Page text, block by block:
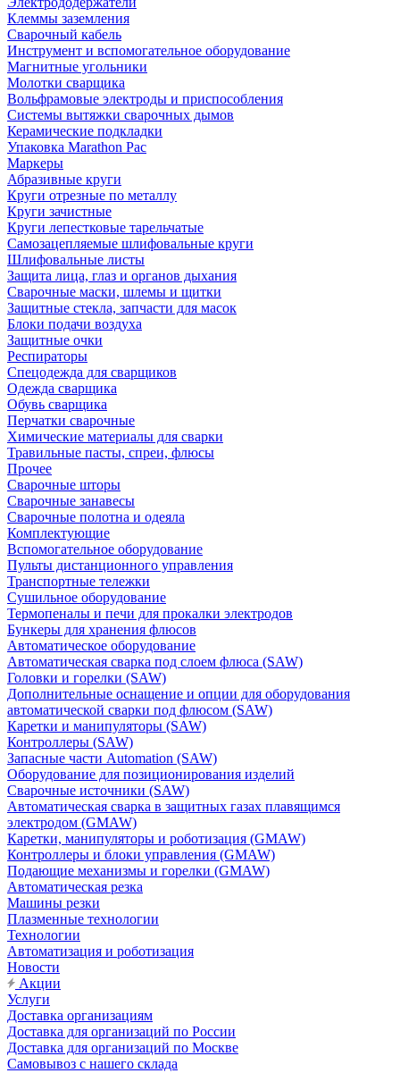
Клеммы заземления
Сварочный кабель
Инструмент и вспомогательное оборудование
Магнитные угольники
Молотки сварщика
Вольфрамовые электроды и приспособления
Системы вытяжки сварочных дымов
Керамические подкладки
Упаковка Marathon Pac
Маркеры
Абразивные круги
Круги отрезные по металлу
Круги зачистные
Круги лепестковые тарельчатые
Самозацепляемые шлифовальные круги
Шлифовальные листы
Защита лица, глаз и органов дыхания
Сварочные маски, шлемы и щитки
Защитные стекла, запчасти для масок
Блоки подачи воздуха
Защитные очки
Респираторы
Спецодежда для сварщиков
Одежда сварщика
Обувь сварщика
Перчатки сварочные
Химические материалы для сварки
Травильные пасты, спреи, флюсы
Прочее
Сварочные шторы
Сварочные занавесы
Сварочные полотна и одеяла
Комплектующие
Вспомогательное оборудование
Пульты дистанционного управления
Транспортные тележки
Сушильное оборудование
Термопеналы и печи для прокалки электродов
Бункеры для хранения флюсов
Автоматическое оборудование
Автоматическая сварка под слоем флюса (SAW)
Головки и горелки (SAW)
Дополнительные оснащение и опции для оборудования
автоматической сварки под флюсом (SAW)
Каретки и манипуляторы (SAW)
Контроллеры (SAW)
Запасные части Automation (SAW)
Оборудование для позиционирования изделий
Сварочные источники (SAW)
Автоматическая сварка в защитных газах плавящимся
электродом (GMAW)
Каретки, манипуляторы и роботизация (GMAW)
Контроллеры и блоки управления (GMAW)
Подающие механизмы и горелки (GMAW)
Автоматическая резка
Машины резки
Плазменные технологии
Технологии
Автоматизация и роботизация
Новости
Акции
Услуги
Доставка организациям
Доставка для организаций по России
Доставка для организаций по Москве
Самовывоз с нашего склада